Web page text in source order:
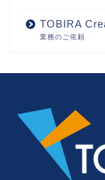
TOBIRA
業務のご依頼